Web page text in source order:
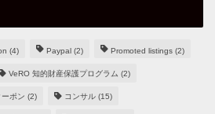
(4) Paypal (2) Promoted listings (2)
VeRO 知的財産保護プログラム (2)
ーポン (2) コンサル (15)